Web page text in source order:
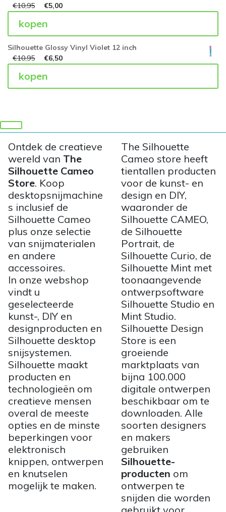
€10,95 €5,00
kopen
Silhouette Glossy Vinyl Violet 12 inch
€10,95 €6,50
kopen
Ontdek de creatieve
wereld van The
Silhouette Cameo
Store. Koop
desktopsnijmachine
s inclusief de
Silhouette Cameo
plus onze selectie
van snijmaterialen
en andere
accessoires.
In onze webshop
vindt u
geselecteerde
kunst-, DIY en
designproducten en
Silhouette desktop
snijsystemen.
Silhouette maakt
producten en
technologieën om
creatieve mensen
overal de meeste
opties en de minste
beperkingen voor
elektronisch
knippen, ontwerpen
en knutselen
mogelijk te maken.
The Silhouette
Cameo store heeft
tientallen producten
voor de kunst- en
design en DIY,
waaronder de
Silhouette CAMEO,
de Silhouette
Portrait, de
Silhouette Curio, de
Silhouette Mint met
toonaangevende
ontwerpsoftware
Silhouette Studio en
Mint Studio.
Silhouette Design
Store is een
groeiende
marktplaats van
bijna 100.000
digitale ontwerpen
beschikbaar om te
downloaden. Alle
soorten designers
en makers
gebruiken
Silhouette-
producten om
ontwerpen te
snijden die worden